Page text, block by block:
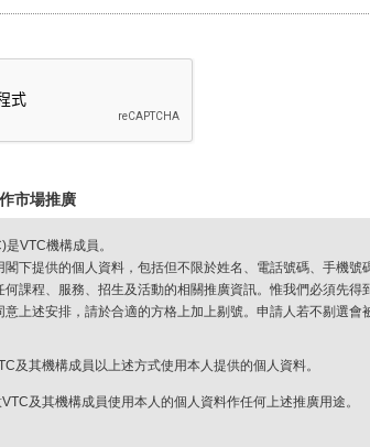
市場推廣
VTC機構成員。
下提供的個人資料，包括但不限於姓名、電話號碼、手機
何課程、服務、招生及活動的相關推廣資訊。惟我們必須先
上述安排，請於合適的方格上加上剔號。申請人若不剔選
及其機構成員以上述方式使用本人提供的個人資料。
及其機構成員使用本人的個人資料作任何上述推廣用途。